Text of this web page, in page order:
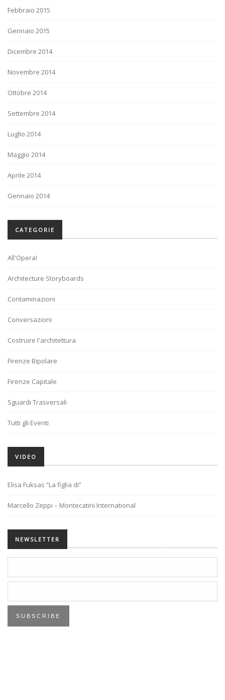
Febbraio 2015
Gennaio 2015
Dicembre 2014
Novembre 2014
Ottobre 2014
Settembre 2014
Luglio 2014
Maggio 2014
Aprile 2014
Gennaio 2014
CATEGORIE
All'Opera!
Architecture Storyboards
Contaminazioni
Conversazioni
Costruire l'architettura
Firenze Bipolare
Firenze Capitale
Sguardi Trasversali
Tutti gli Eventi
VIDEO
Elisa Fuksas “La figlia di”
Marcello Zeppi – Montecatini International
NEWSLETTER